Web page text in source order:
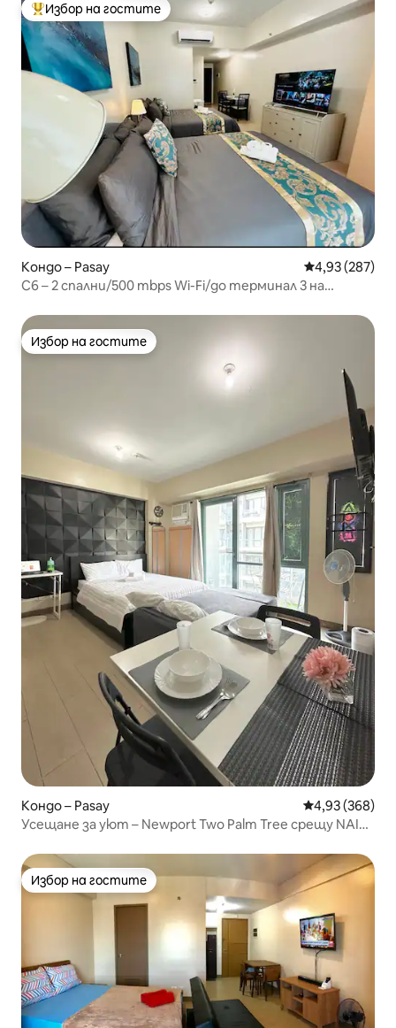
Най-популярен избор на гостите
Избор на гостите
Кондо – Pasay Средна
4,93 (287)
C6 – 2 спални/500 mbps Wi-Fi/до терминал 3 на
Избор на гостите
Избор на гостите
Кондо – Pasay Средна
4,93 (368)
Усещане за уют – Newport Two Palm Tree срещу NAIA
Избор на гостите
Избор на гостите